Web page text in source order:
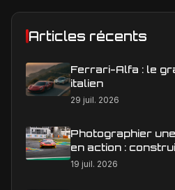
Articles récents
Ferrari-Alfa : le
italien
29 juil. 2026
Photographier
en action :
éditoriale qui
19 juil. 2026